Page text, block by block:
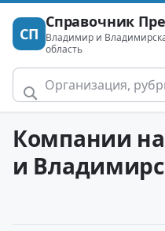
СП
Справочник
Владимир и
область
Компании
и